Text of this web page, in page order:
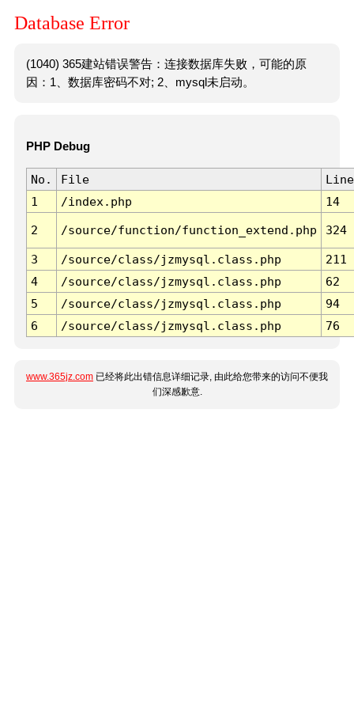
Database Error
(1040) 365建站错误警告：连接数据库失败，可能的原
因：1、数据库密码不对; 2、mysql未启动。
PHP Debug
No. File
Line
1
/index.php 14
2 /source/function/function_extend.php 324
3 /source/class/jzmysql.class.php
211
4
/source/class/jzmysql.class.php
62
5
/source/class/jzmysql.class.php
94
6
/source/class/jzmysql.class.php 76
www.365jz.com 已经将此出错信息详细记录, 由此给您带来的访问不便我
们深感歉意.